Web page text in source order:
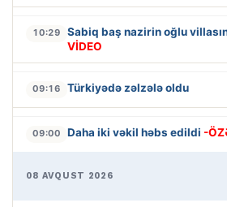
10:29 Sabiq baş nazirin oğlu
VİDEO
09:16 Türkiyədə zəlzələ oldu
09:00 Daha iki vəkil həbs edildi -
08 AVQUST 2026